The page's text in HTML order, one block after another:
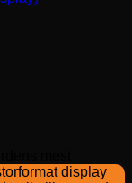
display)
display